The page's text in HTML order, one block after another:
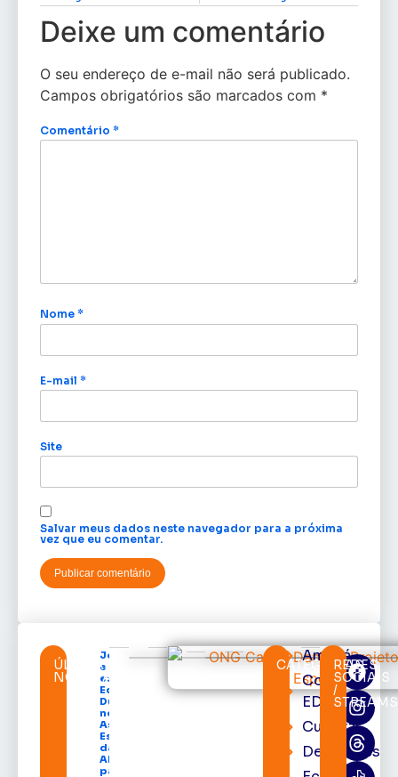
Deixe um comentário
O seu endereço de e-mail não será publicado.
Campos obrigatórios são marcados com *
Comentário *
Nome *
E-mail *
Site
Salvar meus dados neste navegador para a próxima
vez que eu comentar.
ÚLTIMAS
NOTÍCIAS
Jornalista
e cronista
esportivo
Edinho
Duarte é
nomeado
Assessor
Especial
da
ABRACE
para a
CATEGORIAS
Amapá
Cortes
EDcast
Cultura
Destaques
REDES
SOCIAIS
/
STREAMS